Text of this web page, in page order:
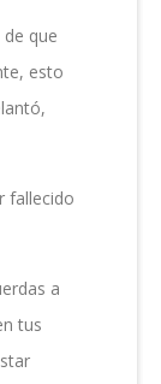
que
esto
fallecido
a
tus